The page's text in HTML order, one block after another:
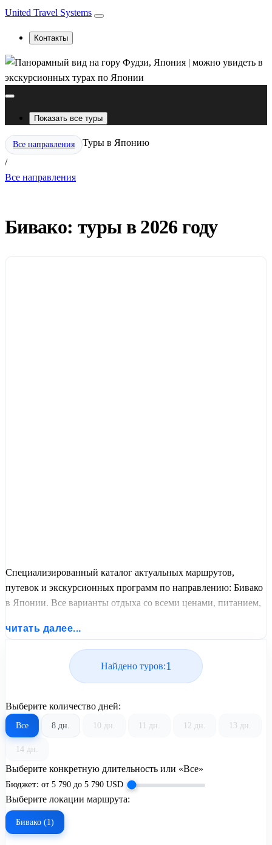
United Travel Systems
Контакты
Показать все туры
Все направления
/
Туры в Японию
Все направления
Бивако: туры в 2026 году
Специализированный каталог актуальных маршрутов,
путевок и экскурсионных программ по направлению: Бивако
в Японии. Все варианты отдыха со всеми ценами, питанием,
заездов от United Travel Systems.
читать далее...
Найдено туров:1
Выберите количество дней:
Все 8 дн. 10 дн. 11 дн. 12 дн. 13 дн.
14 дн.
Выберите конкретную длительность или «Все»
Бюджет: от 5 790 до 5 790 USD
Выберите локации маршрута:
Бивако (1)